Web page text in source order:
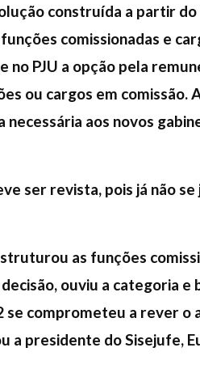
construída a partir do
comissionadas e
PJU a opção pela
ou cargos em comissão.
aos novos
ser revista, pois já não
as funções
ouviu a categoria e
se comprometeu a rever o
a presidente do Sisejufe,